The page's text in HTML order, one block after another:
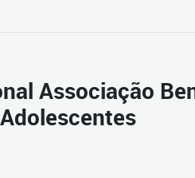
Associação